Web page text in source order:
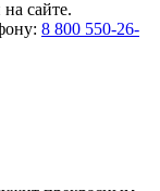
сайте.
8 800 550-26-